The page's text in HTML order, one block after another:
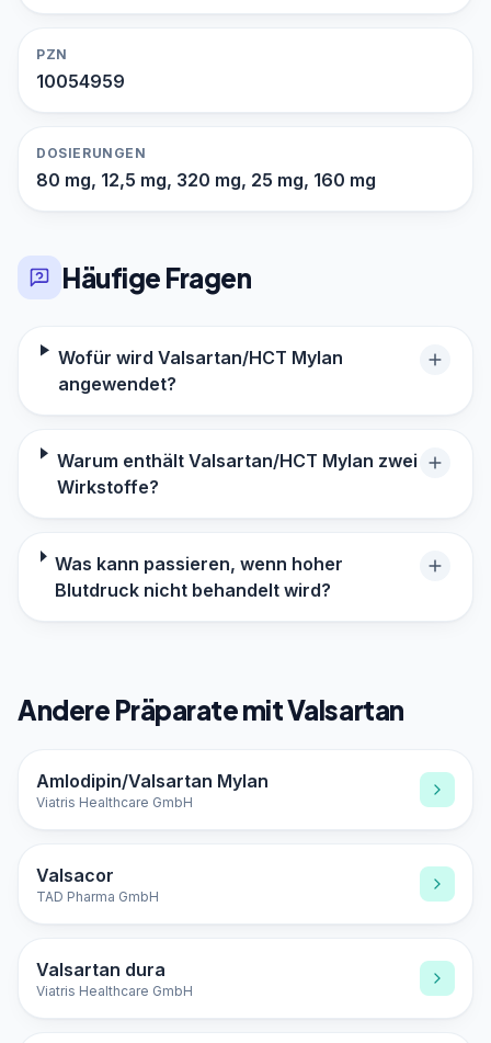
PZN
10054959
DOSIERUNGEN
80 mg, 12,5 mg, 320 mg, 25 mg, 160 mg
Häufige Fragen
Wofür wird Valsartan/HCT Mylan
angewendet?
Warum enthält Valsartan/HCT Mylan zwei
Wirkstoffe?
Was kann passieren, wenn hoher
Blutdruck nicht behandelt wird?
Andere Präparate mit Valsartan
Amlodipin/Valsartan Mylan
Viatris Healthcare GmbH
Valsacor
TAD Pharma GmbH
Valsartan dura
Viatris Healthcare GmbH